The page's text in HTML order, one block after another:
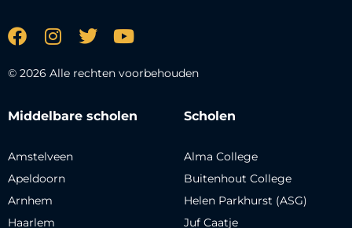
© 2026 Alle rechten voorbehouden
Middelbare scholen
Amstelveen
Apeldoorn
Arnhem
Haarlem
Scholen
Alma College
Buitenhout College
Helen Parkhurst (ASG)
Juf Caatje